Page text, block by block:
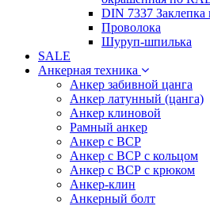
DIN 7337
Проволока
Шуруп-шпилька
SALE
Анкерная техника
Анкер забивной цанга
Анкер латунный (цанга)
Анкер клиновой
Рамный анкер
Анкер с ВСР
Анкер с ВСР с кольцом
Анкер с ВСР с крюком
Анкер-клин
Анкерный болт